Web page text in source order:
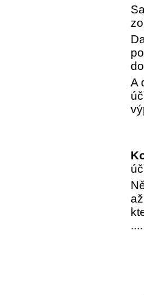
A
....